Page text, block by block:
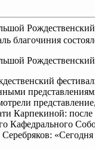
благочиния
Карпекиной:
Кафедрального